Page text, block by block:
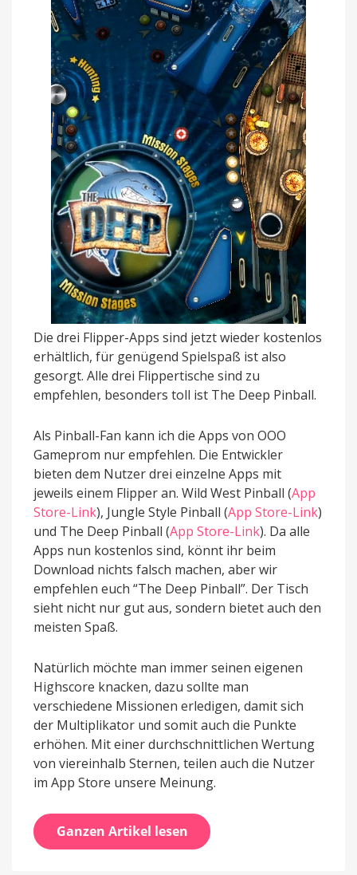
Die drei Flipper-Apps sind jetzt wieder kostenlos
erhältlich, für genügend Spielspaß ist also
gesorgt. Alle drei Flippertische sind zu
empfehlen, besonders toll ist The Deep Pinball.
Als Pinball-Fan kann ich die Apps von OOO
Gameprom nur empfehlen. Die Entwickler
bieten dem Nutzer drei einzelne Apps mit
jeweils einem Flipper an. Wild West Pinball (App
Store-Link), Jungle Style Pinball (App Store-Link)
und The Deep Pinball (App Store-Link). Da alle
Apps nun kostenlos sind, könnt ihr beim
Download nichts falsch machen, aber wir
empfehlen euch “The Deep Pinball”. Der Tisch
sieht nicht nur gut aus, sondern bietet auch den
meisten Spaß.
Natürlich möchte man immer seinen eigenen
Highscore knacken, dazu sollte man
verschiedene Missionen erledigen, damit sich
der Multiplikator und somit auch die Punkte
erhöhen. Mit einer durchschnittlichen Wertung
von viereinhalb Sternen, teilen auch die Nutzer
im App Store unsere Meinung.
Ganzen Artikel lesen